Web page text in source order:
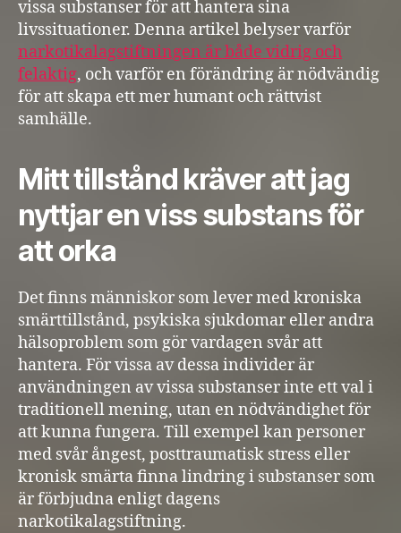
vissa substanser för att hantera sina
livssituationer. Denna artikel belyser varför
narkotikalagstiftningen är både vidrig och
felaktig, och varför en förändring är nödvändig
för att skapa ett mer humant och rättvist
samhälle.
Mitt tillstånd kräver att jag
nyttjar en viss substans för
att orka
Det finns människor som lever med kroniska
smärttillstånd, psykiska sjukdomar eller andra
hälsoproblem som gör vardagen svår att
hantera. För vissa av dessa individer är
användningen av vissa substanser inte ett val i
traditionell mening, utan en nödvändighet för
att kunna fungera. Till exempel kan personer
med svår ångest, posttraumatisk stress eller
kronisk smärta finna lindring i substanser som
är förbjudna enligt dagens
narkotikalagstiftning.